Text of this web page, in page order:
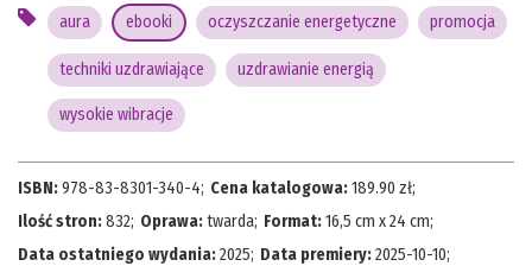
aura ebooki oczyszczanie energetyczne promocja
techniki uzdrawiające uzdrawianie energią
wysokie wibracje
ISBN:978-83-8301-340-4; Cena katalogowa:189.90 zł;
Ilość stron:832; Oprawa:twarda; Format:16,5 cm x 24 cm;
Data ostatniego wydania:2025; Data premiery:2025-10-10;